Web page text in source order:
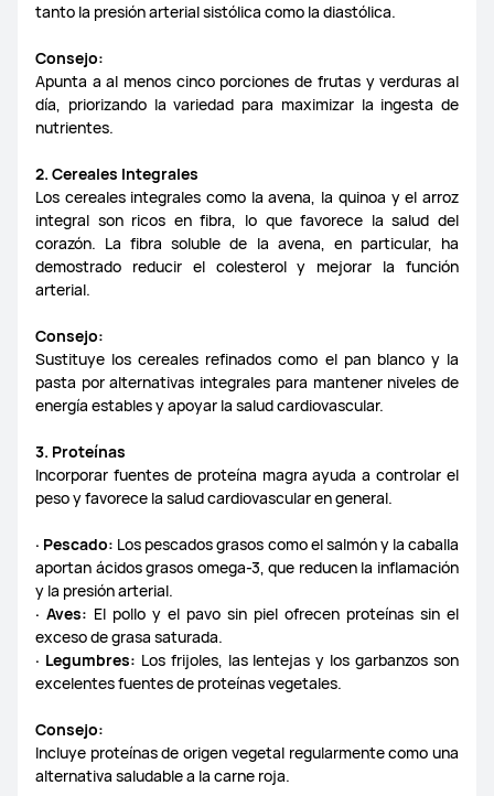
tanto la presión arterial sistólica como la diastólica.
Consejo:
Apunta a al menos cinco porciones de frutas y verduras al
día, priorizando la variedad para maximizar la ingesta de
nutrientes.
2. Cereales Integrales
Los cereales integrales como la avena, la quinoa y el arroz
integral son ricos en fibra, lo que favorece la salud del
corazón. La fibra soluble de la avena, en particular, ha
demostrado reducir el colesterol y mejorar la función
arterial.
Consejo:
Sustituye los cereales refinados como el pan blanco y la
pasta por alternativas integrales para mantener niveles de
energía estables y apoyar la salud cardiovascular.
3. Proteínas
Incorporar fuentes de proteína magra ayuda a controlar el
peso y favorece la salud cardiovascular en general.
· Pescado: Los pescados grasos como el salmón y la caballa
aportan ácidos grasos omega-3, que reducen la inflamación
y la presión arterial.
· Aves: El pollo y el pavo sin piel ofrecen proteínas sin el
exceso de grasa saturada.
· Legumbres: Los frijoles, las lentejas y los garbanzos son
excelentes fuentes de proteínas vegetales.
Consejo:
Incluye proteínas de origen vegetal regularmente como una
alternativa saludable a la carne roja.